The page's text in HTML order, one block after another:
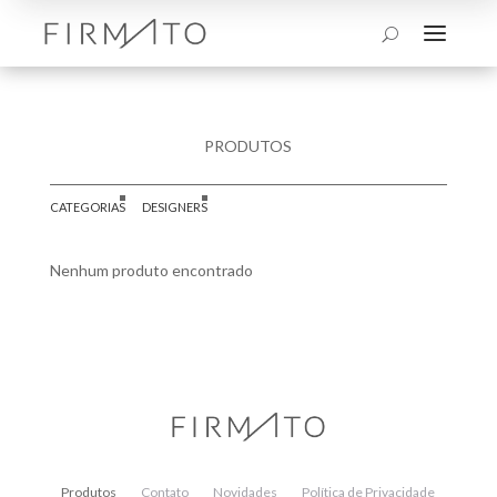
U a
PRODUTOS
CATEGORIAS DESIGNERS
Nenhum produto encontrado
Produtos Contato Novidades
Política de Privacidade